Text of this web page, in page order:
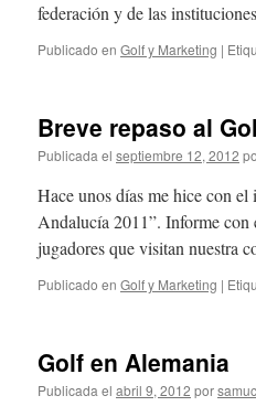
federación y de las
Publicado en Golf y Marketing |
Breve repaso al
Publicada el septiembre 12, 2012
Hace unos días me hice con
Andalucía 2011”. Informe con
jugadores que visitan nuestra
Publicado en Golf y Marketing |
Golf en Alemania
Publicada el abril 9, 2012 por